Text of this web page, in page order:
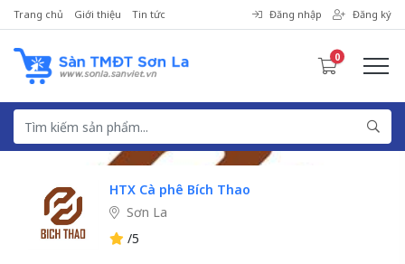
Trang chủ Giới thiệu Tin tức Đăng nhập Đăng ký
0
HTX Cà phê Bích Thao
Sơn La
/5